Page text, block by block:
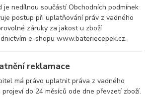
je nedílnou součástí Obchodních podmínek
postup při uplatňování práv z vadného
záruky za jakost u zboží
e-shopu www.bateriecepek.cz.
reklamace
má právo uplatnit práva z vadného
do 24 měsíců ode dne převzetí zboží.